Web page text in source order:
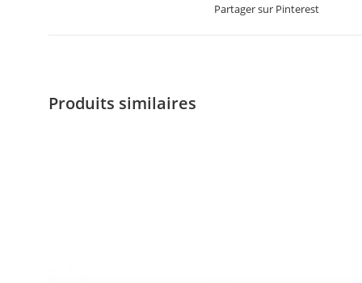
Partager sur Pinterest
Produits similaires